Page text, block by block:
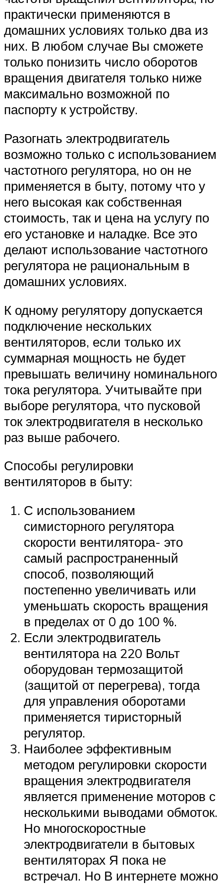
практически применяются в
домашних условиях только два из
них. В любом случае Вы сможете
только понизить число оборотов
вращения двигателя только ниже
максимально возможной по
паспорту к устройству.
Разогнать электродвигатель
возможно только с использованием
частотного регулятора, но он не
применяется в быту, потому что у
него высокая как собственная
стоимость, так и цена на услугу по
его установке и наладке. Все это
делают использование частотного
регулятора не рациональным в
домашних условиях.
К одному регулятору допускается
подключение нескольких
вентиляторов, если только их
суммарная мощность не будет
превышать величину номинального
тока регулятора. Учитывайте при
выборе регулятора, что пусковой
ток электродвигателя в несколько
раз выше рабочего.
Способы регулировки
вентиляторов в быту:
С использованием
симисторного регулятора
скорости вентилятора- это
самый распространенный
способ, позволяющий
постепенно увеличивать или
уменьшать скорость вращения
в пределах от 0 до 100 %.
Если электродвигатель
вентилятора на 220 Вольт
оборудован термозащитой
(защитой от перегрева), тогда
для управления оборотами
применяется тиристорный
регулятор.
Наиболее эффективным
методом регулировки скорости
вращения электродвигателя
является применение моторов с
несколькими выводами обмоток.
Но многоскоростные
электродвигатели в бытовых
вентиляторах Я пока не
встречал. Но В интернете можно